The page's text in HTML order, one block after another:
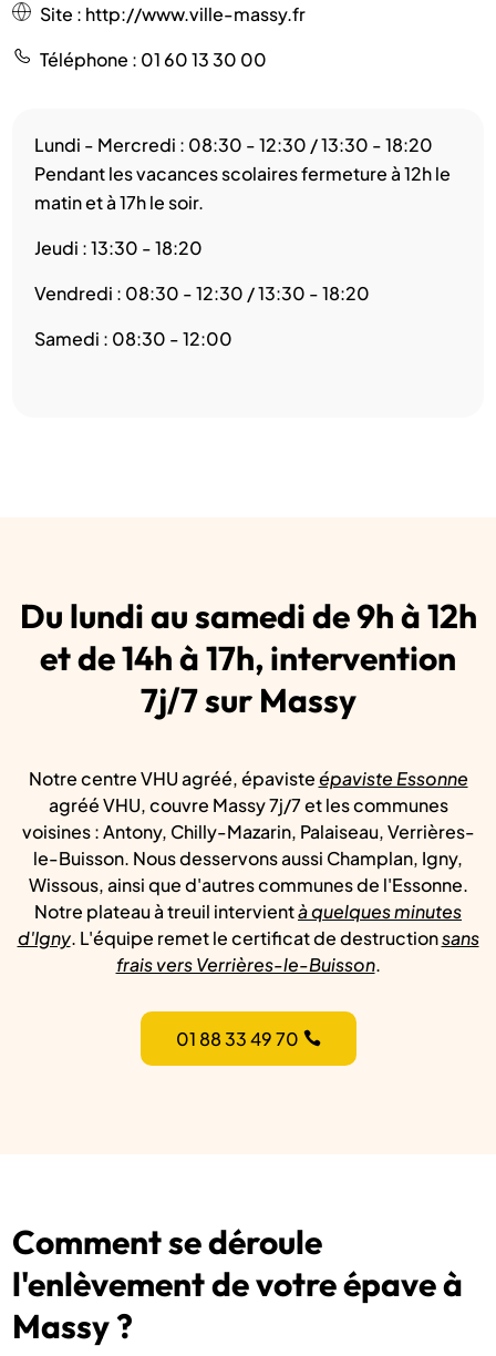
Site : http://www.ville-massy.fr
Téléphone : 01 60 13 30 00
Lundi - Mercredi : 08:30 - 12:30 / 13:30 - 18:20
Pendant les vacances scolaires fermeture à 12h le
matin et à 17h le soir.
Jeudi : 13:30 - 18:20
Vendredi : 08:30 - 12:30 / 13:30 - 18:20
Samedi : 08:30 - 12:00
Du lundi au samedi de 9h à 12h
et de 14h à 17h, intervention
7j/7 sur Massy
Notre centre VHU agréé, épavisteépaviste Essonne
agréé VHU, couvre Massy 7j/7 et les communes
voisines : Antony, Chilly-Mazarin, Palaiseau, Verrières-
le-Buisson. Nous desservons aussi Champlan, Igny,
Wissous, ainsi que d'autres communes de l'Essonne.
Notre plateau à treuil intervientà quelques minutes
d'Igny. L'équipe remet le certificat de destructionsans
frais vers Verrières-le-Buisson.
01 88 33 49 70
Comment se déroule
l'enlèvement de votre épave à
Massy ?